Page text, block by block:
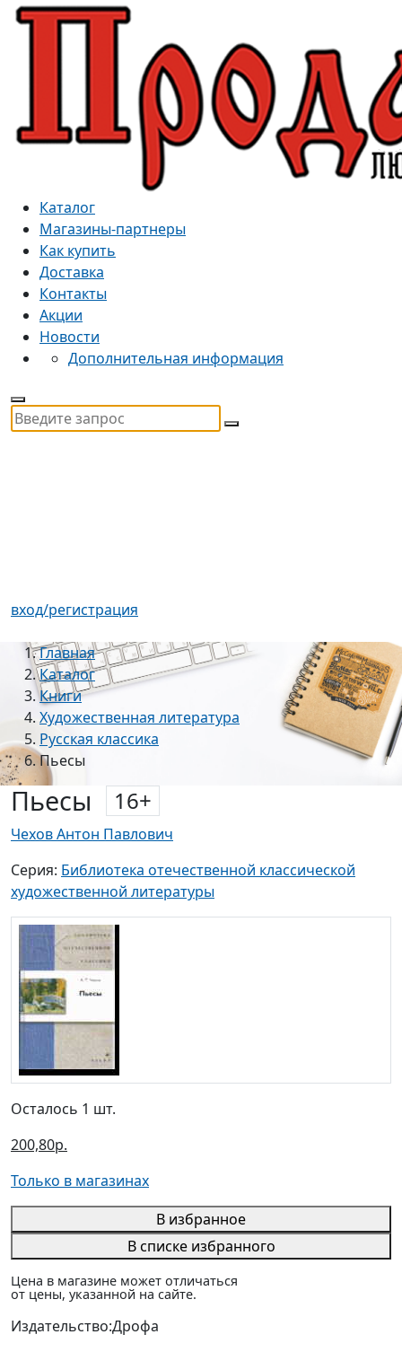
Каталог
Магазины-партнеры
Как купить
Доставка
Контакты
Акции
Новости
Дополнительная информация
вход/регистрация
Главная
Каталог
Книги
Художественная литература
Русская классика
Пьесы
Пьесы 16+
Чехов Антон Павлович
Серия: Библиотека отечественной классической
художественной литературы
Осталось 1 шт.
200,80р.
Только в магазинах
В избранное
В списке избранного
Цена в магазине может отличаться
от цены, указанной на сайте.
Издательство:Дрофа